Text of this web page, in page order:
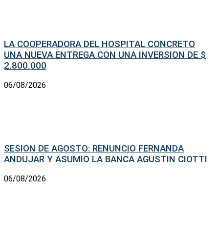
LA COOPERADORA DEL HOSPITAL CONCRETO
UNA NUEVA ENTREGA CON UNA INVERSION DE $
2.800.000
06/08/2026
SESION DE AGOSTO: RENUNCIO FERNANDA
ANDUJAR Y ASUMIO LA BANCA AGUSTIN CIOTTI
06/08/2026